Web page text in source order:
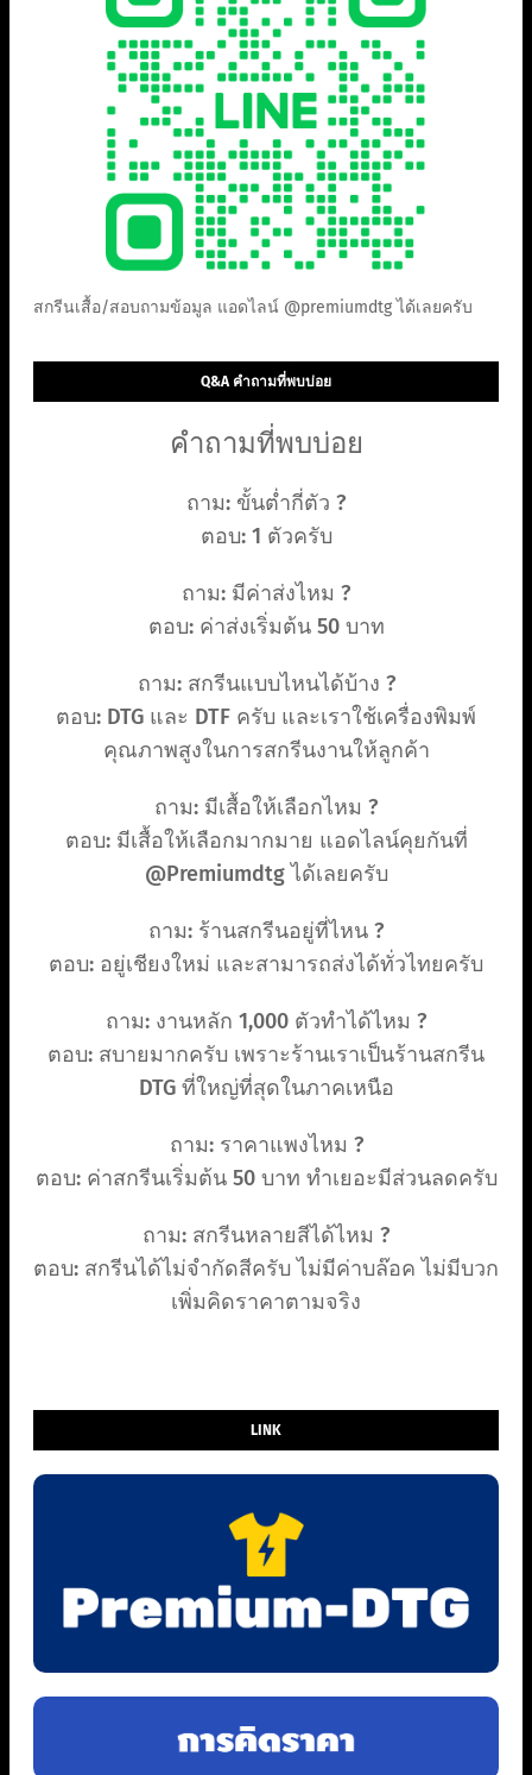
สกรีนเสื้อ/สอบถามข้อมูล แอดไลน์ @premiumdtg ได้เลยครับ
Q&A คำถามที่พบบ่อย
คำถามที่พบบ่อย
ถาม: ขั้นต่ำกี่ตัว ?
ตอบ: 1 ตัวครับ
ถาม: มีค่าส่งไหม ?
ตอบ: ค่าส่งเริ่มต้น 50 บาท
ถาม: สกรีนแบบไหนได้บ้าง ?
ตอบ: DTG และ DTF ครับ และเราใช้เครื่องพิมพ์
คุณภาพสูงในการสกรีนงานให้ลูกค้า
ถาม: มีเสื้อให้เลือกไหม ?
ตอบ: มีเสื้อให้เลือกมากมาย แอดไลน์คุยกันที่
@Premiumdtg ได้เลยครับ
ถาม: ร้านสกรีนอยู่ที่ไหน ?
ตอบ: อยู่เชียงใหม่ และสามารถส่งได้ทั่วไทยครับ
ถาม: งานหลัก 1,000 ตัวทำได้ไหม ?
ตอบ: สบายมากครับ เพราะร้านเราเป็นร้านสกรีน
DTG ที่ใหญ่ที่สุดในภาคเหนือ
ถาม: ราคาแพงไหม ?
ตอบ: ค่าสกรีนเริ่มต้น 50 บาท ทำเยอะมีส่วนลดครับ
ถาม: สกรีนหลายสีได้ไหม ?
ตอบ: สกรีนได้ไม่จำกัดสีครับ ไม่มีค่าบล๊อค ไม่มีบวก
เพิ่มคิดราคาตามจริง
LINK